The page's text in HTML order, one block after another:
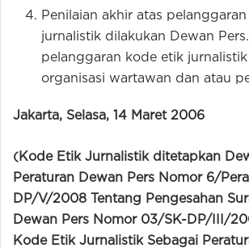
Penilaian akhir atas
jurnalistik dilakukan Dewan
pelanggaran kode etik
organisasi wartawan dan atau
Jakarta, Selasa, 14 Maret 2006
(Kode Etik Jurnalistik ditetapkan
Peraturan Dewan Pers Nomor 6/
DP/V/2008 Tentang Pengesahan
Dewan Pers Nomor 03/SK-DP/III/
Kode Etik Jurnalistik Sebagai